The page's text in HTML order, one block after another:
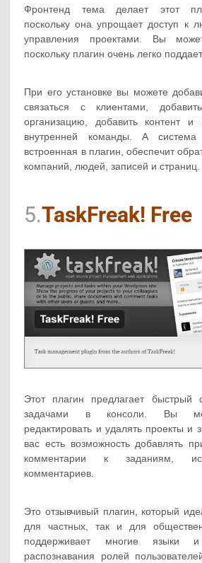
Фронтенд тема делает этот
поскольку она упрощает доступ к
управления проектами. Вы
поскольку плагин очень легко
При его установке вы можете
связаться с клиентами,
организацию, добавить контент
внутренней команды. А система
встроенная в плагин, обеспечит
компаний, людей, записей и страниц.
5.TaskFreak! Free
Этот плагин предлагает быстрый
задачами в консоли. Вы
редактировать и удалять проекты и
вас есть возможность добавлять
комментарии к заданиям,
комментариев.
Это отзывчивый плагин, который
для частных, так и для
поддерживает многие языки
распознавания ролей